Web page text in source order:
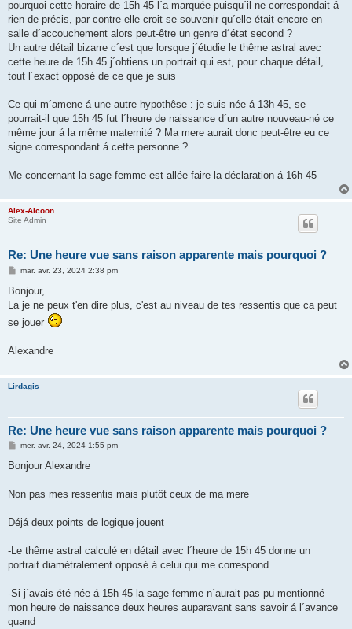
a
g
pourquoi cette horaire de 15h 45 l´a marquée puisqu´il ne correspondait á
rien de précis, par contre elle croit se souvenir qu´elle était encore en
salle d´accouchement alors peut-être un genre d´état second ?
Un autre détail bizarre c´est que lorsque j´étudie le thême astral avec
cette heure de 15h 45 j´obtiens un portrait qui est, pour chaque détail,
tout l´exact opposé de ce que je suis
Ce qui m´amene á une autre hypothêse : je suis née á 13h 45, se
pourrait-il que 15h 45 fut l´heure de naissance d´un autre nouveau-né ce
même jour á la même maternité ? Ma mere aurait donc peut-être eu ce
signe correspondant á cette personne ?
Me concernant la sage-femme est allée faire la déclaration á 16h 45
Alex-Alcoon
Site Admin
Re: Une heure vue sans raison apparente mais pourquoi ?
M
s
a
e
mar. avr. 23, 2024 2:38 pm
Bonjour,
La je ne peux t'en dire plus, c'est au niveau de tes ressentis que ca peut
se jouer
Alexandre
Lirdagis
Re: Une heure vue sans raison apparente mais pourquoi ?
M
s
g
mer. avr. 24, 2024 1:55 pm
Bonjour Alexandre
Non pas mes ressentis mais plutôt ceux de ma mere
Déjá deux points de logique jouent
-Le thême astral calculé en détail avec l´heure de 15h 45 donne un
portrait diamétralement opposé á celui qui me correspond
-Si j´avais été née á 15h 45 la sage-femme n´aurait pas pu mentionné
mon heure de naissance deux heures auparavant sans savoir á l´avance
quand